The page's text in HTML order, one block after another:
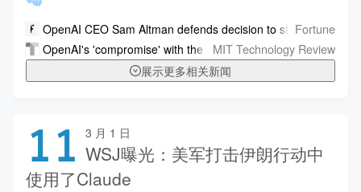
OpenAI CEO Sam Altman defends decision to strikeFortune
OpenAI's 'compromise' with the Pentagon is what Anthropic
MIT Technology Review
展示更多相关新闻
11 3 月 1 日
WSJ曝光：美军打击伊朗行动中
使用了Claude